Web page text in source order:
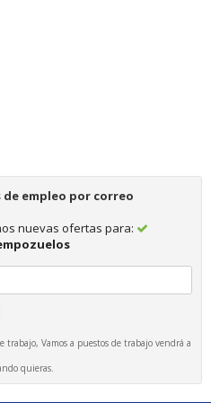
empleo por correo
nuevas ofertas para:
Vamos a puestos de trabajo vendrá a
quieras.